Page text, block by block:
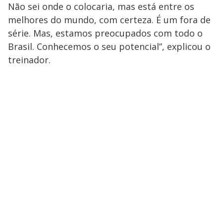
Não sei onde o colocaria, mas está entre os
melhores do mundo, com certeza. É um fora de
série. Mas, estamos preocupados com todo o
Brasil. Conhecemos o seu potencial”, explicou o
treinador.